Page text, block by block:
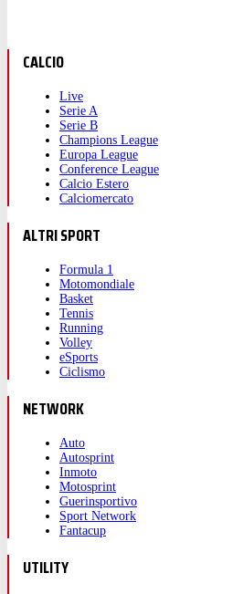
CALCIO
Live
Serie A
Serie B
Champions League
Europa League
Conference League
Calcio Estero
Calciomercato
ALTRI SPORT
Formula 1
Motomondiale
Basket
Tennis
Running
Volley
eSports
Ciclismo
NETWORK
Auto
Autosprint
Inmoto
Motosprint
Guerinsportivo
Sport Network
Fantacup
UTILITY